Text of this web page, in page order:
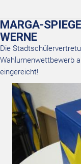
MARGA-
WERNE
Die
Wahlurnenwettbewerb
eingereicht!